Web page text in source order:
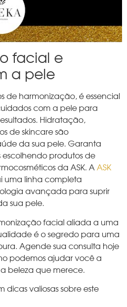
facial e
a pele
de harmonização, é essencial
com a pele para
Hidratação,
de skincare são
da sua pele. Garanta
produtos de
da ASK. AASK
uma linha completa
avançada para suprir
sua pele.
facial aliada a uma
é o segredo para uma
Agende sua consulta hoje
podemos ajudar você a
beleza que merece.
dicas valiosas sobre este